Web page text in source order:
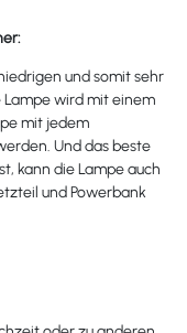
und somit sehr
wird mit einem
mit jedem
Und das beste
kann die Lampe auch
und Powerbank